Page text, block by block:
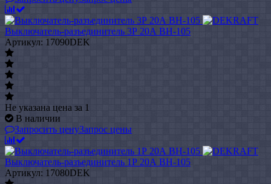
Выключатель-разъединитель 3Р 20А ВН-105
Артикул: 17090DEK
Не указана цена за 1
В наличии
Запросить ценуЗапрос цены
Выключатель-разъединитель 1Р 20А ВН-105
Артикул: 17080DEK